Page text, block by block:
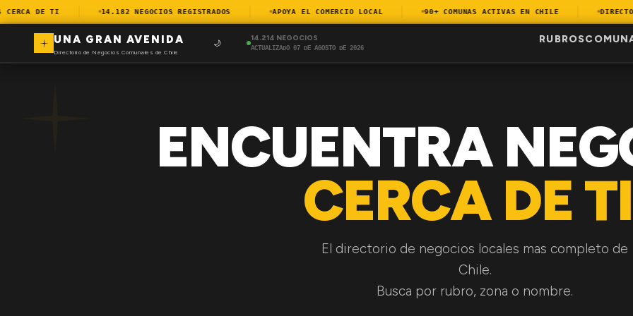
DE TI 14.182 NEGOCIOS REGISTRADOS APOYA EL COMERCIO LOCAL 90+ COMUNAS ACTIVAS EN CHILE
UNA GRAN AVENIDA
Directorio de Negocios Comunales de Chile
🌙
14.214 NEGOCIOS
ACTUALIZADO 07 DE AGOSTO DE 2026
RUBROS
ENCUENTRA
CERCA DE
El directorio de negocios locales mas completo de
Chile.
Busca por rubro, zona o nombre.